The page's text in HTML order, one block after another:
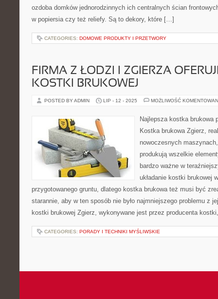
ozdoba domków jednorodzinnych ich centralnych ścian
w popiersia czy też reliefy. Są to dekory, które […]
CATEGORIES: DOMOWE PRODUKTY I PRZETWORY
FIRMA Z ŁODZI I ZGIERZA
KOSTKI BRUKOWEJ
POSTED BY ADMIN LIP - 12 - 2025 MOŻLIWOŚĆ
Najlepsza kostka brukowa
Kostka brukowa Zgierz,
nowoczesnych
produkują wszelkie
bardzo ważne w
układanie kostki brukowej
przygotowanego gruntu, dlatego kostka brukowa też musi być
starannie, aby w ten sposób nie było najmniejszego problemu z
kostki brukowej Zgierz, wykonywane jest przez producenta
CATEGORIES: PORADY I TECHNIKI MYŚLIWSKIE